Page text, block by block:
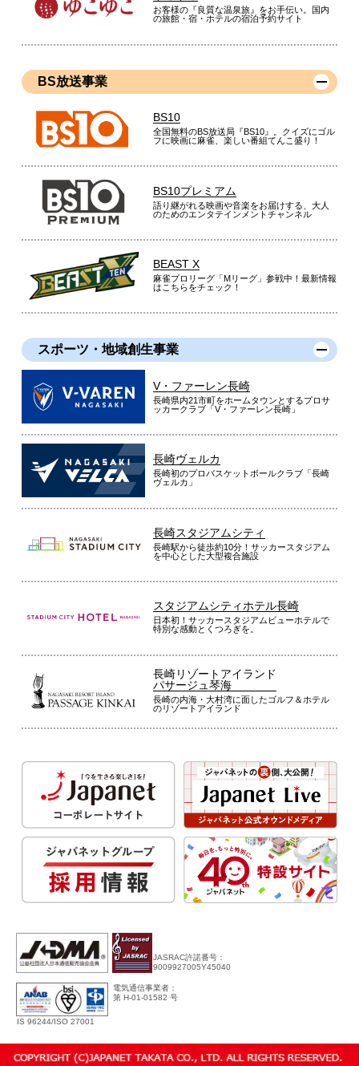
お客様の『良質な温泉旅』をお手伝い。国内
の旅館・宿・ホテルの宿泊予約サイト
BS放送事業
BS10
全国無料のBS放送局『BS10』。クイズにゴル
フに映画に麻雀、楽しい番組てんこ盛り！
BS10プレミアム
語り継がれる映画や音楽をお届けする、大人
のためのエンタテインメントチャンネル
BEAST X
麻雀プロリーグ「Mリーグ」参戦中！最新情報
はこちらをチェック！
スポーツ・地域創生事業
V・ファーレン長崎
長崎県内21市町をホームタウンとするプロサ
ッカークラブ「V・ファーレン長崎」
長崎ヴェルカ
長崎初のプロバスケットボールクラブ「長崎
ヴェルカ」
長崎スタジアムシティ
長崎駅から徒歩約10分！サッカースタジアム
を中心とした大型複合施設
スタジアムシティホテル長崎
日本初！サッカースタジアムビューホテルで
特別な感動とくつろぎを。
長崎リゾートアイランド
パサージュ琴海
長崎の内海・大村湾に面したゴルフ＆ホテル
のリゾートアイランド
JASRAC許諾番号：
9009927005Y45040
IS 96244/ISO 27001
電気通信事業者：
第 H-01-01582 号